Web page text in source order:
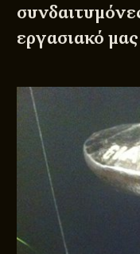
εργασιακό